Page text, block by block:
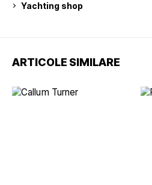
Yachting shop
ARTICOLE SIMILARE